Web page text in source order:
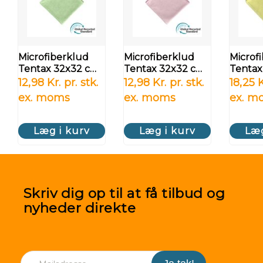
Microfiberklud
Tentax 32x32 cm -
grøn
12,98 Kr. pr. stk.
ex. moms
Læg i kurv
Microfiberklud
Tentax 32x32 cm -
pink
12,98 Kr. pr. stk.
ex. moms
Læg i kurv
- gul
18,25
ex.
Skriv dig op til at få tilbud og
nyheder direkte